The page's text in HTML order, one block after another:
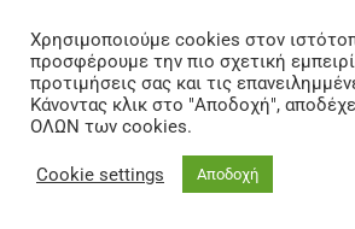
Χρησιμοποιούμε cookies στον
προσφέρουμε την πιο σχετική
προτιμήσεις σας και τις
Κάνοντας κλικ στο "Αποδοχή",
ΟΛΩΝ των cookies.
Cookie settings Αποδοχή